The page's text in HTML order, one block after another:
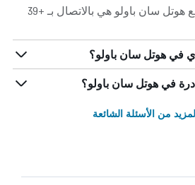
أفضل طريقة للتواصل مع هوتل سان باولو هي بالاتصال بـ +39
في هوتل سان باولو؟
في هوتل سان باولو؟
من الأسئلة الشائعة